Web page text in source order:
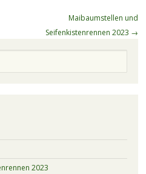
Maibaumstellen und
Seifenkistenrennen 2023 →
2023